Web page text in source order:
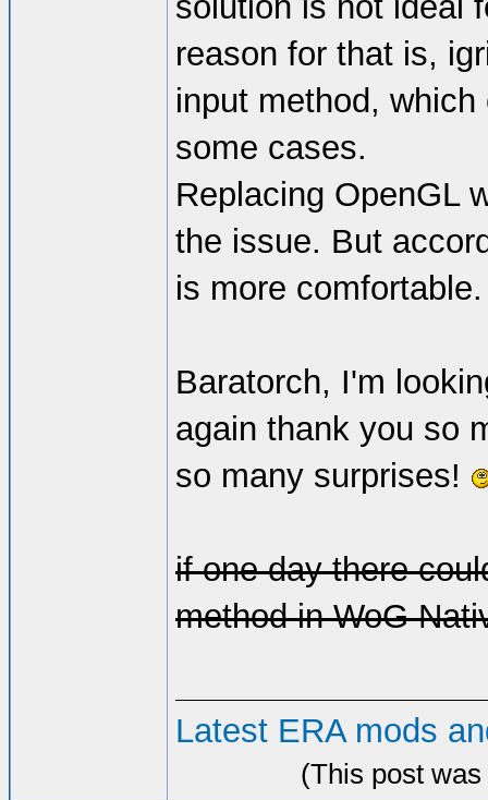
reason for that is,
input method,
some cases.
Replacing OpenGL
the issue. But
is more comfortable.
Baratorch, I'm
again thank you so
so many surprises!
if one day there
method in WoG
Latest ERA mods
(This post